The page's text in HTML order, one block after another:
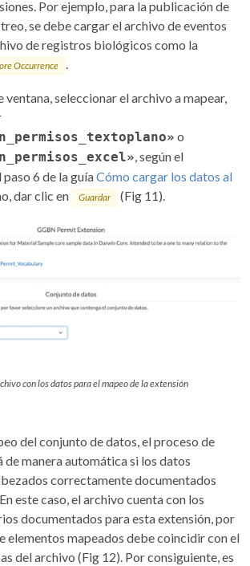
Por ejemplo, para la publicación de
se debe cargar el archivo de eventos
de registros biológicos como la
Occurrence .
ventana, seleccionar el archivo a mapear,
o
, según el
6 de la guíaCómo cargar los datos al
dar clic en Guardar (Fig 11).
con los datos para el mapeo de la extensión
del conjunto de datos, el proceso de
de manera automática si los datos
correctamente documentados
este caso, el archivo cuenta con los
documentados para esta extensión, por
elementos mapeados debe coincidir con el
del archivo (Fig 12). Por consiguiente, es